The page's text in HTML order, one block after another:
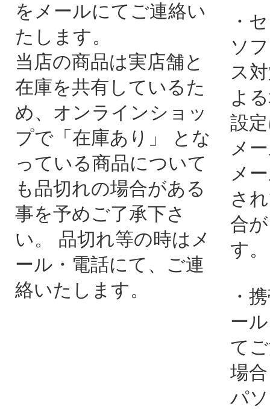
をメールにてご連絡い
たします。
当店の商品は実店舗と
在庫を共有しているた
め、オンラインショッ
プで「在庫あり」 とな
っている商品について
も品切れの場合がある
事を予めご了承下さ
い。 品切れ等の時はメ
ール・電話にて、ご連
絡いたします。
・
ソ
ス
よ
設
メ
メ
さ
合
す。
・
ー
て
場合
パ